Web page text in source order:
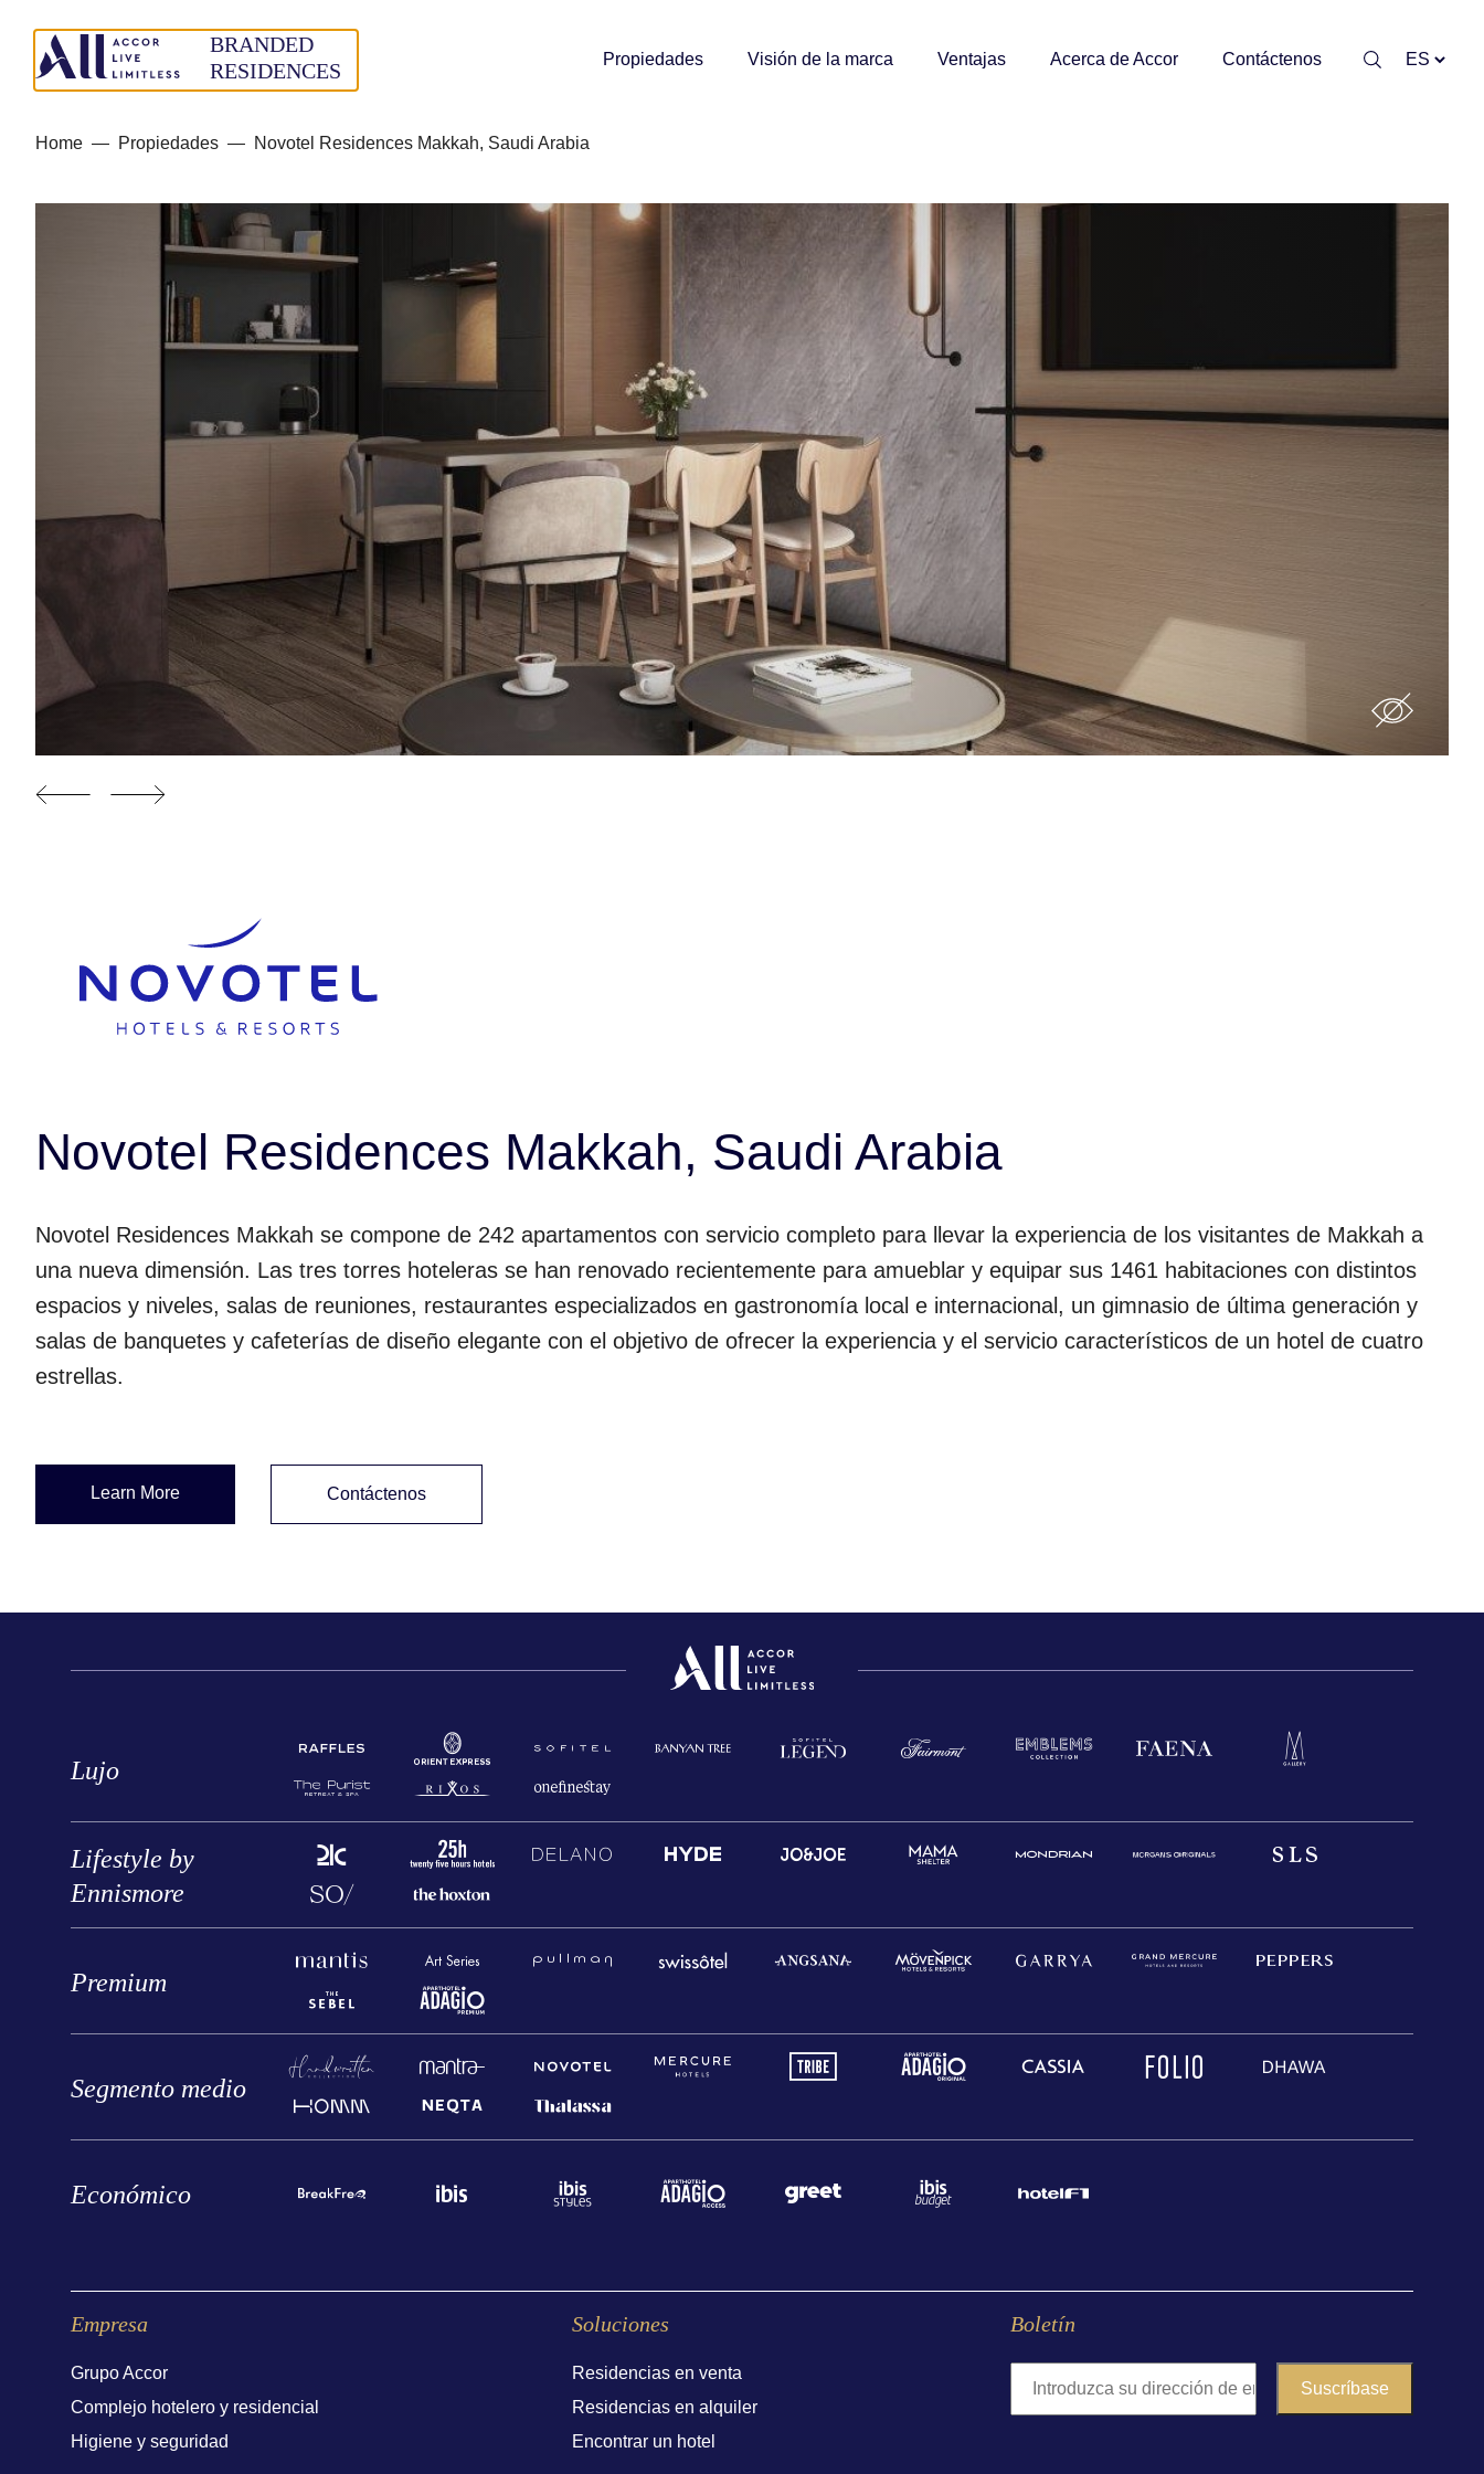
Propiedades Visión de la marca Ventajas Acerca de Accor Contáctenos
Home — Propiedades — Novotel Residences Makkah, Saudi Arabia
Novotel Residences Makkah, Saudi Arabia
Novotel Residences Makkah se compone de 242 apartamentos con servicio completo para llevar la experiencia de los visitantes de Makkah a
una nueva dimensión. Las tres torres hoteleras se han renovado recientemente para amueblar y equipar sus 1461 habitaciones con distintos
espacios y niveles, salas de reuniones, restaurantes especializados en gastronomía local e internacional, un gimnasio de última generación y
salas de banquetes y cafeterías de diseño elegante con el objetivo de ofrecer la experiencia y el servicio característicos de un hotel de cuatro
estrellas.
Learn More Contáctenos
Lujo
Lifestyle by
Ennismore
Premium
Segmento medio
Económico
Empresa
Grupo Accor
Complejo hotelero y residencial
Higiene y seguridad
Soluciones
Residencias en venta
Residencias en alquiler
Encontrar un hotel
Boletín